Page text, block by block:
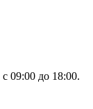
с 09:00 до 18:00.